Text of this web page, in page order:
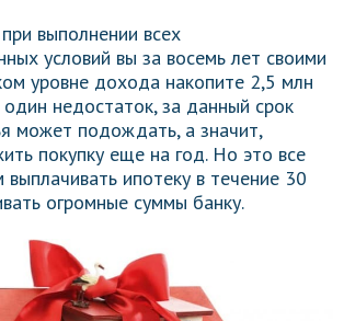
выполнении всех
условий вы за восемь лет своими
уровне дохода накопите 2,5 млн
недостаток, за данный срок
может подождать, а значит,
покупку еще на год. Но это все
ипотеку в течение 30
огромные суммы банку.